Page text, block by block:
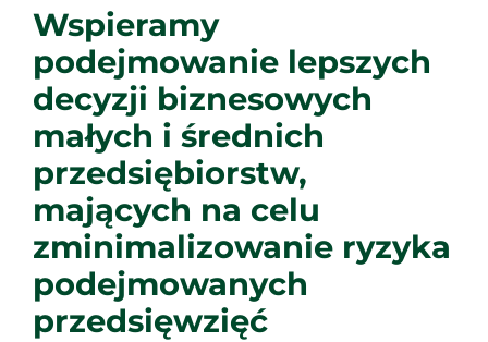
Wspieramy
podejmowanie lepszych
decyzji biznesowych
małych i średnich
przedsiębiorstw,
mających na celu
zminimalizowanie ryzyka
podejmowanych
przedsięwzięć